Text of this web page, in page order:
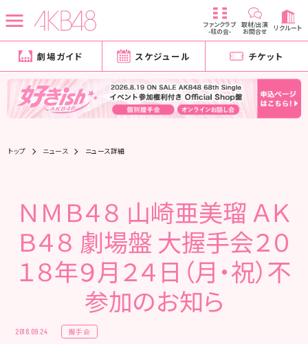
ファンクラブ
-柱の会-
取材/出演
お問合せ リクルート
劇場ガイド スケジュール チケット
トップ ニュース ニュース詳細
ＮＭＢ４８ 山崎亜美瑠 ＡＫ
Ｂ４８ 劇場盤 大握手会２０
１８年９月２４日（月・祝）不
参加のお知ら
2018.09.24 握手会